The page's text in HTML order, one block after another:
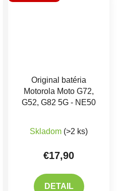
Original batéria
Motorola Moto G72,
G52, G82 5G - NE50
Skladom (>2 ks)
€17,90
DETAIL